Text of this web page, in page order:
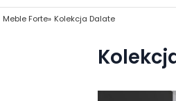
Meble Forte Kolekcja Dalate